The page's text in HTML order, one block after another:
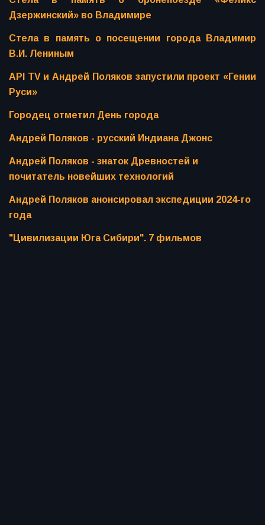
Дзержинский» во Владимире
Стела в память о посещении города Владимир
В.И. Лениным
API TV и Андрей Поляков запустили проект «Гении
Руси»
Городец отметил День города
Андрей Поляков - русский Индиана Джонс
Андрей Поляков - знаток Древностей и
почитатель новейших технологий
Андрей Поляков анонсировал экспедиции 2024-го
года
"Цивилизации Юга Сибири". 7 фильмов